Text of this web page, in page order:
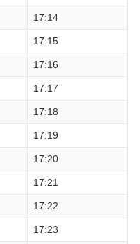
17:14
17:15
17:16
17:17
17:18
17:19
17:20
17:21
17:22
17:23